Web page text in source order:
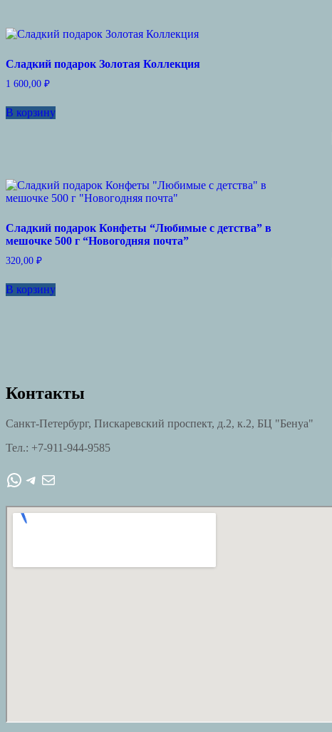
Сладкий подарок Золотая Коллекция
1 600,00 ₽
В корзину
Сладкий подарок Конфеты “Любимые с детства” в
мешочке 500 г “Новогодняя почта”
320,00 ₽
В корзину
Контакты
Санкт-Петербург, Пискаревский проспект, д.2, к.2, БЦ "Бенуа"
Тел.: +7-911-944-9585
WhatsApp
Telegram
Почта